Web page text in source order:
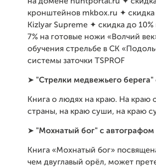
кронштейнов mkbox.ru ✦
Kizlyar Supreme ✦ скидка до
7% на готовые ножи «Волчий
обучения стрельбе в СК
системы заточки TSPROF
➤ "Стрелки медвежьего
Книга о людях на краю. На краю
страны, на краю суши, на краю
➤ "Мохнатый бог" с автографом
Книга «Мохнатый бог»
чем двуглавый орёл, может